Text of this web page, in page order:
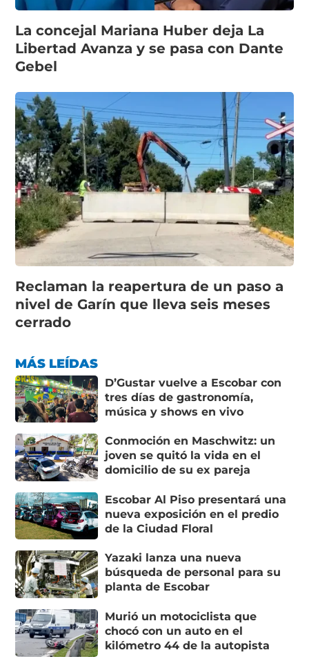
La concejal Mariana Huber deja La
Libertad Avanza y se pasa con Dante
Gebel
Reclaman la reapertura de un paso a
nivel de Garín que lleva seis meses
cerrado
MÁS LEÍDAS
D’Gustar vuelve a Escobar con
tres días de gastronomía,
música y shows en vivo
Conmoción en Maschwitz: un
joven se quitó la vida en el
domicilio de su ex pareja
Escobar Al Piso presentará una
nueva exposición en el predio
de la Ciudad Floral
Yazaki lanza una nueva
búsqueda de personal para su
planta de Escobar
Murió un motociclista que
chocó con un auto en el
kilómetro 44 de la autopista